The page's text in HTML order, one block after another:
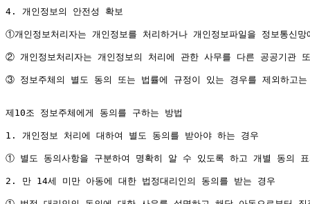
4. 개인정보의 안전성 확보
①개인정보처리자는 개인정보를 처리하거나 개인정보파일을 정보통
② 개인정보처리자는 개인정보의 처리에 관한 사무를 다른 공공기관
③ 정보주체의 별도 동의 또는 법률에 규정이 있는 경우를 제외하고
제10조 정보주체에게 동의를 구하는 방법
1. 개인정보 처리에 대하여 별도 동의를 받아야 하는 경우
① 별도 동의사항을 구분하여 명확히 알 수 있도록 하고 개별 동의 표
2. 만 14세 미만 아동에 대한 법정대리인의 동의를 받는 경우